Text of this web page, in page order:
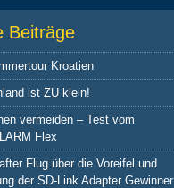
Beiträge
Kroatien
ist ZU klein!
vermeiden – Test vom
Flex
Flug über die Voreifel und
der SD-Link Adapter Gewinner